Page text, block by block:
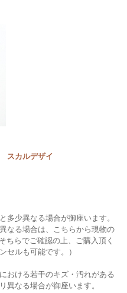
スカルデザイ
多少異なる場合が御座います。
なる場合は、こちらから現物の
ちらでご確認の上、ご購入頂く
セルも可能です。）
おける若干のキズ・汚れがある
異なる場合が御座います。